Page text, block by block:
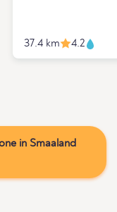
37.4 km 4.2
in Smaaland